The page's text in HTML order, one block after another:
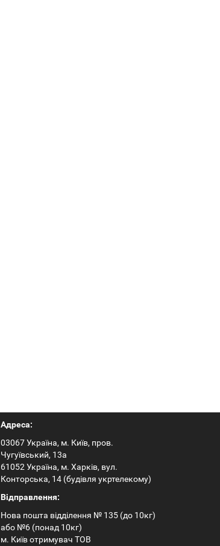
Адреса:
03067 Україна, м. Київ, пров.
Чугуївський, 13а
61052 Україна, м. Харків, вул.
Конторська, 14 (будівля укртелекому)
Відправлення:
Нова пошта відділення № 135 (до 10кг)
або №6 (понад 10кг)
м. Київ отримувач ТОВ